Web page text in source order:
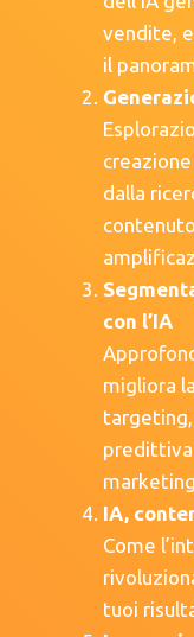
vendite,
il
dalla
con l’IA
migliora
marketing
IA,
Come
tuoi